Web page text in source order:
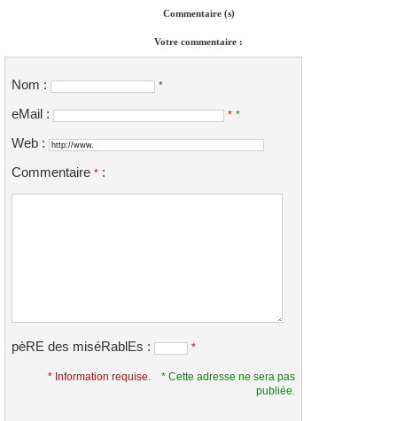
Commentaire (s)
Votre commentaire :
Nom : *
eMail : * *
Web :
Commentaire * :
pèRE des miséRablEs : *
* Information requise.
* Cette adresse ne sera pas
publiée.